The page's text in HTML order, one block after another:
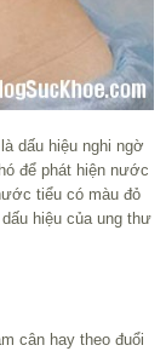
dấu hiệu nghi ngờ
để phát hiện nước
tiểu có màu đỏ
hiệu của ung thư
cân hay theo đuổi